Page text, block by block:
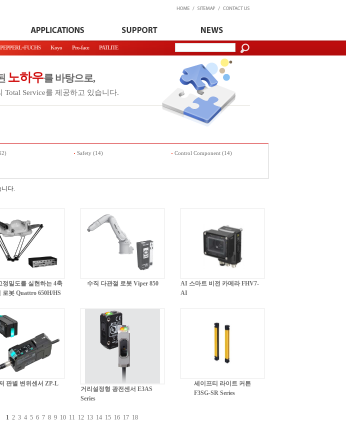
PEPPERL+FUCHS Koyo Pro-face PATLITE
노하우를 바탕으로,
Total Service를 제공하고 있습니다.
Safety (14) Control Component (14)
다.
정밀도를 실현하는 4축
로봇 Quattro 650H/HS
수직 다관절 로봇 Viper 850
AI 스마트 비전 카메라 FHV7-
AI
판별 변위센서 ZP-L
거리설정형 광전센서 E3AS
Series
세이프티 라이트 커튼
F3SG-SR Series
1 2 3 4 5 6 7 8 9 10 11 12 13 14 15 16 17 18